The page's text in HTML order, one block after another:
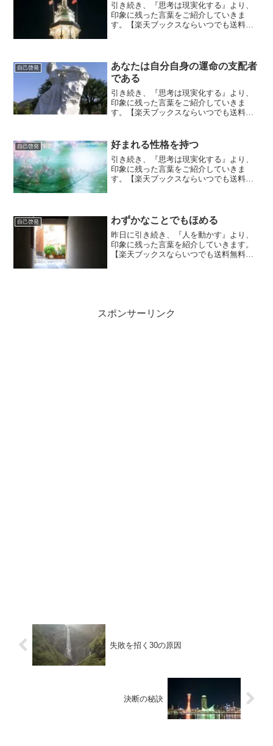
引き続き、『思考は現実化する』より、
印象に残った言葉をご紹介していきま
す。【楽天ブックスならいつでも送料無
べき道をよく知り、それを...
自己啓発
あなたは自分自身の運命の支配者
である
引き続き、『思考は現実化する』より、
印象に残った言葉をご紹介していきま
す。【楽天ブックスならいつでも送料無
つ。健全で素直なものの考え方であ
る。』『素直さが大事』とは、松...
自己啓発 好まれる性格を持つ
引き続き、『思考は現実化する』より、
印象に残った言葉をご紹介していきま
す。【楽天ブックスならいつでも送料無
かしいものかは、あなたが...
自己啓発 わずかなことでもほめる
昨日に引き続き、『人を動かす』より、
印象に残った言葉を紹介していきます。
【楽天ブックスならいつでも送料無料】
スポンサーリンク
失敗を招く30の原因
決断の秘訣